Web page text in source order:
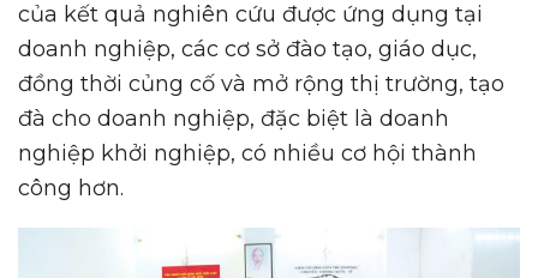
của kết quả nghiên cứu được ứng dụng tại
doanh nghiệp, các cơ sở đào tạo, giáo dục,
đồng thời củng cố và mở rộng thị trường, tạo
đà cho doanh nghiệp, đặc biệt là doanh
nghiệp khởi nghiệp, có nhiều cơ hội thành
công hơn.